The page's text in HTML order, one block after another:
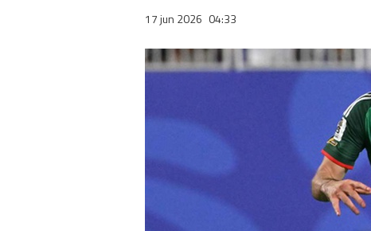
17 jun 2026 04:33